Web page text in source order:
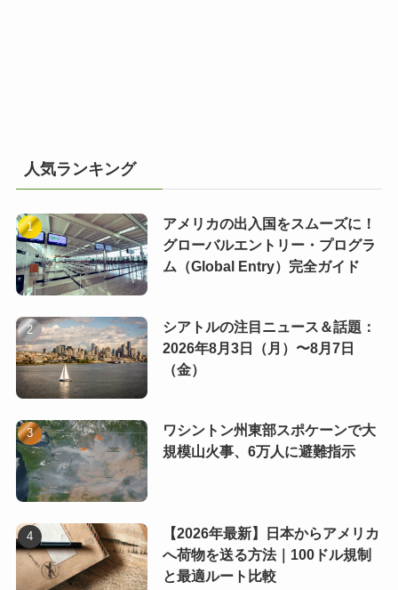
人気ランキング
アメリカの出入国をスムーズに！
グローバルエントリー・プログラ
ム（Global Entry）完全ガイド
シアトルの注目ニュース＆話題：
2026年8月3日（月）〜8月7日
（金）
ワシントン州東部スポケーンで大
規模山火事、6万人に避難指示
【2026年最新】日本からアメリカ
へ荷物を送る方法｜100ドル規制
と最適ルート比較